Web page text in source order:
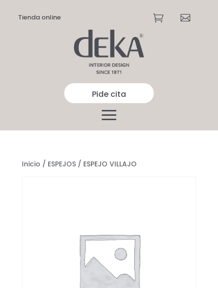
Tienda online  
Pide cita
Inicio / ESPEJOS/ ESPEJO VILLAJO